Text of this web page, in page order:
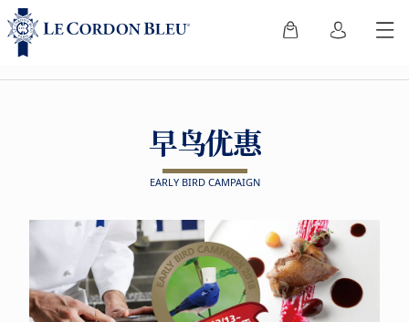
早鸟优惠
EARLY BIRD CAMPAIGN